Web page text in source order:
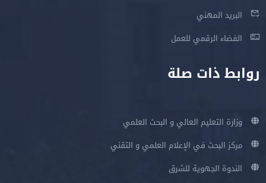
البريد المهني
الفضاء الرقمي للعمل
روابط ذات صلة
وزارة التعليم العالي و البحث العلمي
مركز البحث في الإعلام العلمي و التقني
الندوة الجهوية للشرق